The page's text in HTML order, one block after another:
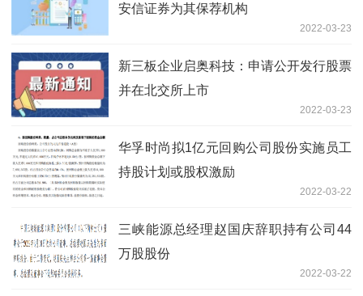
安信证券为其保荐机构
2022-03-23
新三板企业启奥科技：申请公开发行股票
并在北交所上市
2022-03-23
华孚时尚拟1亿元回购公司股份实施员工
持股计划或股权激励
2022-03-22
三峡能源总经理赵国庆辞职持有公司44
万股股份
2022-03-22